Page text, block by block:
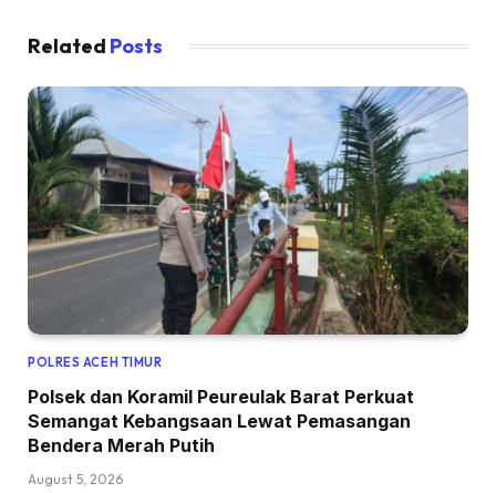
Related Posts
POLRES ACEH TIMUR
Polsek dan Koramil Peureulak Barat Perkuat
Semangat Kebangsaan Lewat Pemasangan
Bendera Merah Putih
August 5, 2026